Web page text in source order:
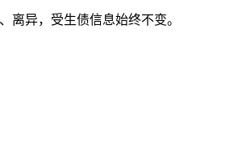
离异，受生债信息始终不变。